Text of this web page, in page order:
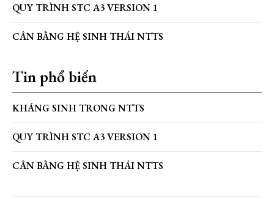
QUY TRÌNH STC A3 VERSION 1
CÂN BẰNG HỆ SINH THÁI NTTS
Tin phổ biến
KHÁNG SINH TRONG NTTS
QUY TRÌNH STC A3 VERSION 1
CÂN BẰNG HỆ SINH THÁI NTTS